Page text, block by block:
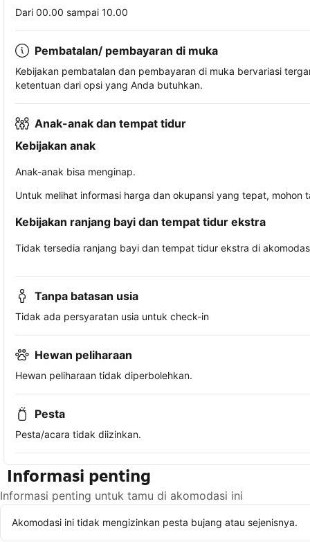
Dari 00.00 sampai 10.00
Pembatalan/ pembayaran di muka
Kebijakan pembatalan dan pembayaran di muka bervariasi
ketentuan dari opsi yang Anda butuhkan.
Anak-anak dan tempat tidur
Kebijakan anak
Anak-anak bisa menginap.
Untuk melihat informasi harga dan okupansi yang tepat,
Kebijakan ranjang bayi dan tempat tidur ekstra
Tidak tersedia ranjang bayi dan tempat tidur ekstra di
Tanpa batasan usia
Tidak ada persyaratan usia untuk check-in
Hewan peliharaan
Hewan peliharaan tidak diperbolehkan.
Pesta
Pesta/acara tidak diizinkan.
Informasi penting
Informasi penting untuk tamu di akomodasi ini
Akomodasi ini tidak mengizinkan pesta bujang atau sejenisnya.